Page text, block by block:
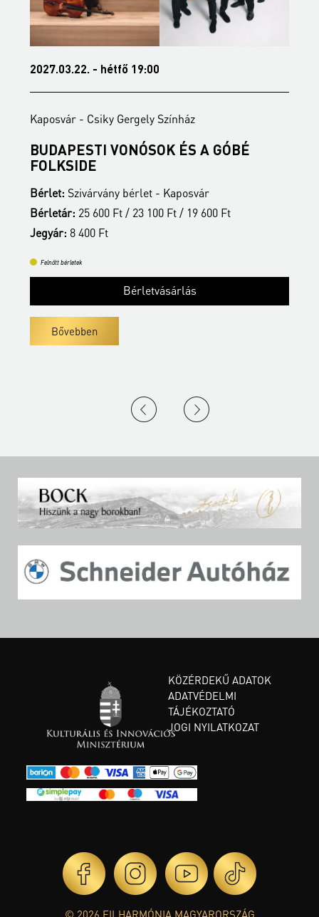
2027.03.22. - hétfő 19:00
Kaposvár - Csiky Gergely Színház
BUDAPESTI VONÓSOK ÉS A GÓBÉ
FOLKSIDE
Bérlet: Szivárvány bérlet - Kaposvár
Bérletár: 25 600 Ft / 23 100 Ft / 19 600 Ft
Jegyár: 8 400 Ft
Felnőtt bérletek
Bérletvásárlás
Bővebben
KÖZÉRDEKŰ ADATOK
ADATVÉDELMI
TÁJÉKOZTATÓ
JOGI NYILATKOZAT
© 2026 FILHARMÓNIA MAGYARORSZÁG